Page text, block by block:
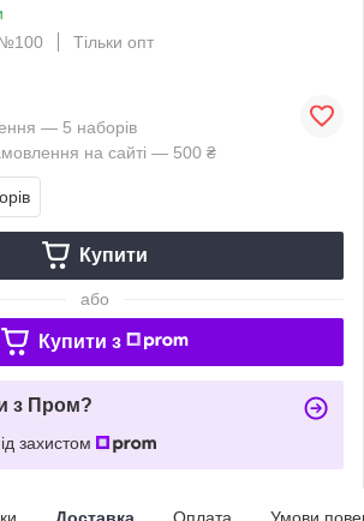
Тільки опт
— 5 наборів
на сайті — 500 ₴
Купити
або
Купити з
з Пром?
захистом
Доставка Оплата Умови